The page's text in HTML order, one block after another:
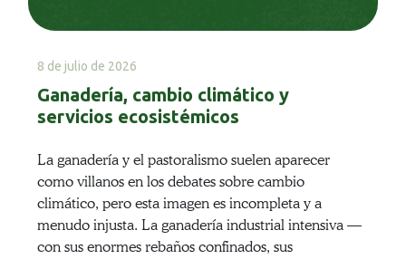
8 de julio de 2026
Ganadería, cambio climático y
servicios ecosistémicos
La ganadería y el pastoralismo suelen aparecer
como villanos en los debates sobre cambio
climático, pero esta imagen es incompleta y a
menudo injusta. La ganadería industrial intensiva —
con sus enormes rebaños confinados, sus